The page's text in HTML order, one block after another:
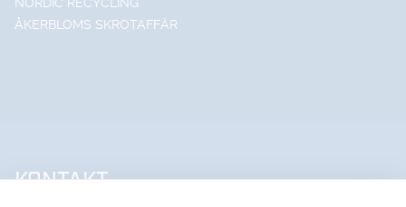
ÅKERBLOMS SKROTAFFÄR
KONTAKT